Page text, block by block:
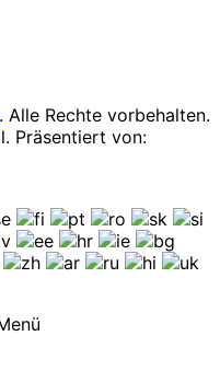
. Alle Rechte vorbehalten.
Präsentiert von: